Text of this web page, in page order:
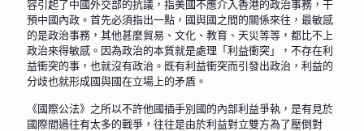
容引起了中國外交部的抗議，指美國不應介入香港的政治事務，干
預中國內政。首先必須指出一點，國與國之間的關係來往，最敏感
的是政治事務，其他甚麼貿易、文化、教育、天災等等，都比不上
政治來得敏感。因為政治的本質就是處理「利益衝突」，不存在利
益衝突的事，也就沒有政治。既有利益衝突而引發出政治，利益的
分歧也就形成國與國在立場上的矛盾。
《國際公法》之所以不許他國插手別國的內部利益爭執，是有見於
國際間過往有太多的戰爭，往往是由於利益對立雙方為了壓倒對